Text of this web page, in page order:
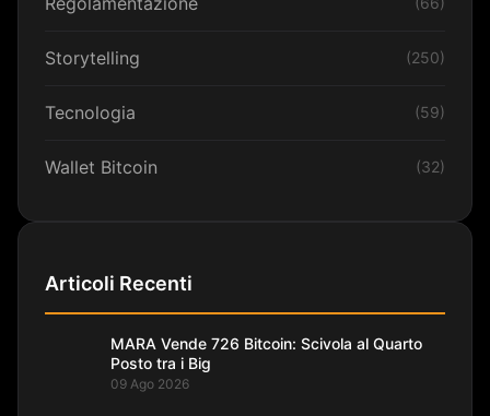
Storytelling (250)
Tecnologia (59)
Wallet Bitcoin (32)
Articoli Recenti
MARA Vende 726 Bitcoin: Scivola al Quarto
Posto tra i Big
09 Ago 2026